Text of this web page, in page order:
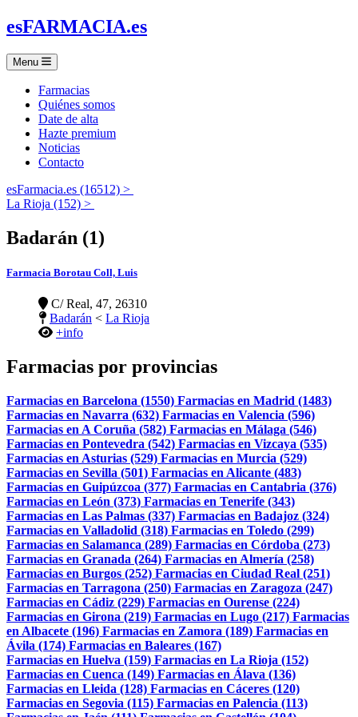
esFARMACIA.es
Menu
Farmacias
Quiénes somos
Date de alta
Hazte premium
Noticias
Contacto
esFarmacia.es (16512) >
La Rioja (152) >
Badarán (1)
Farmacia Borotau Coll, Luis
C/ Real, 47, 26310
Badarán < La Rioja
+info
Farmacias por provincias
Farmacias en Barcelona (1550) Farmacias en Madrid (1483)
Farmacias en Navarra (632) Farmacias en Valencia (596)
Farmacias en A Coruña (582) Farmacias en Málaga (546)
Farmacias en Pontevedra (542) Farmacias en Vizcaya (535)
Farmacias en Asturias (529) Farmacias en Murcia (529)
Farmacias en Sevilla (501) Farmacias en Alicante (483)
Farmacias en Guipúzcoa (377) Farmacias en Cantabria (376)
Farmacias en León (373) Farmacias en Tenerife (343)
Farmacias en Las Palmas (337) Farmacias en Badajoz (324)
Farmacias en Valladolid (318) Farmacias en Toledo (299)
Farmacias en Salamanca (289) Farmacias en Córdoba (273)
Farmacias en Granada (264) Farmacias en Almería (258)
Farmacias en Burgos (252) Farmacias en Ciudad Real (251)
Farmacias en Tarragona (250) Farmacias en Zaragoza (247)
Farmacias en Cádiz (229) Farmacias en Ourense (224)
Farmacias en Girona (219) Farmacias en Lugo (217) Farmacias
en Albacete (196) Farmacias en Zamora (189) Farmacias en
Ávila (174) Farmacias en Baleares (167)
Farmacias en Huelva (159) Farmacias en La Rioja (152)
Farmacias en Cuenca (149) Farmacias en Álava (136)
Farmacias en Lleida (128) Farmacias en Cáceres (120)
Farmacias en Segovia (115) Farmacias en Palencia (113)